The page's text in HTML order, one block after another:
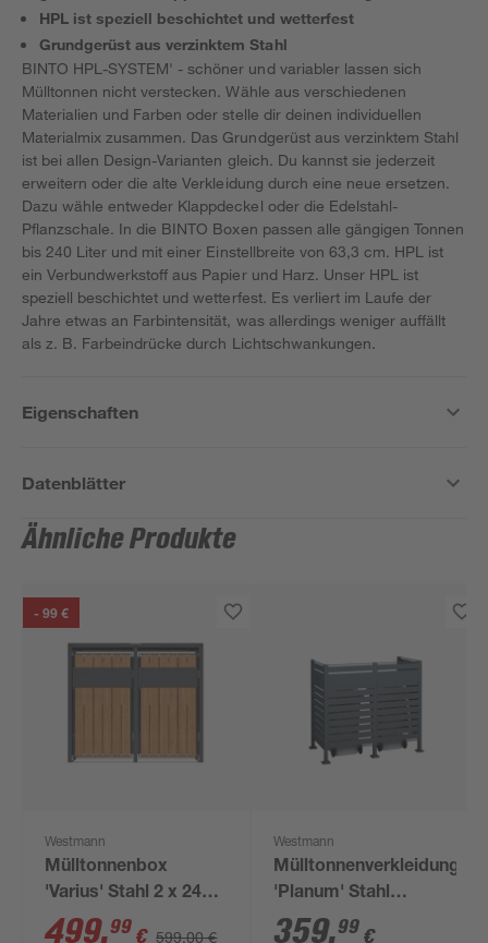
HPL ist speziell beschichtet und wetterfest
Grundgerüst aus verzinktem Stahl
BINTO HPL-SYSTEM' - schöner und variabler lassen sich
Mülltonnen nicht verstecken. Wähle aus verschiedenen
Materialien und Farben oder stelle dir deinen individuellen
Materialmix zusammen. Das Grundgerüst aus verzinktem Stahl
ist bei allen Design-Varianten gleich. Du kannst sie jederzeit
erweitern oder die alte Verkleidung durch eine neue ersetzen.
Dazu wähle entweder Klappdeckel oder die Edelstahl-
Pflanzschale. In die BINTO Boxen passen alle gängigen Tonnen
bis 240 Liter und mit einer Einstellbreite von 63,3 cm. HPL ist
ein Verbundwerkstoff aus Papier und Harz. Unser HPL ist
speziell beschichtet und wetterfest. Es verliert im Laufe der
Jahre etwas an Farbintensität, was allerdings weniger auffällt
als z. B. Farbeindrücke durch Lichtschwankungen.
Eigenschaften
Datenblätter
Ähnliche Produkte
- 99 €
Westmann
Mülltonnenbox
'Varius' Stahl 2 x 240 l
anthrazit/Holzoptik
499,99 € 599,00 €
Westmann
Mülltonnenverkleidung
'Planum' Stahl
anthrazit 170 x 90 x
359,99 €